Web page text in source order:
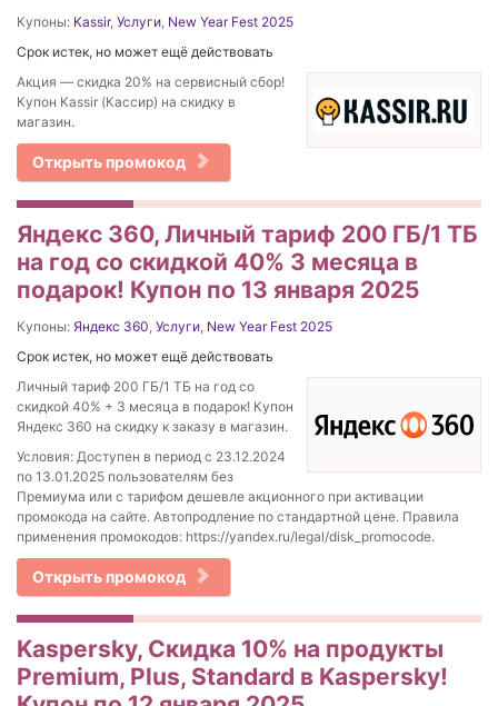
Купоны: Kassir, Услуги, New Year Fest 2025
Срок истек, но может ещё действовать
Акция — скидка 20% на сервисный сбор!
Купон Kassir (Кассир) на скидку в
магазин.
Открыть промокод
Яндекс 360, Личный тариф 200 ГБ/1 ТБ
на год со скидкой 40% 3 месяца в
подарок! Купон по 13 января 2025
Купоны: Яндекс 360, Услуги, New Year Fest 2025
Срок истек, но может ещё действовать
Личный тариф 200 ГБ/1 ТБ на год со
скидкой 40% + 3 месяца в подарок! Купон
Яндекс 360 на скидку к заказу в магазин.
Условия: Доступен в период с 23.12.2024
по 13.01.2025 пользователям без
Премиума или с тарифом дешевле акционного при активации
промокода на сайте. Автопродление по стандартной цене. Правила
применения промокодов: https://yandex.ru/legal/disk_promocode.
Открыть промокод
Kaspersky, Скидка 10% на продукты
Premium, Plus, Standard в Kaspersky!